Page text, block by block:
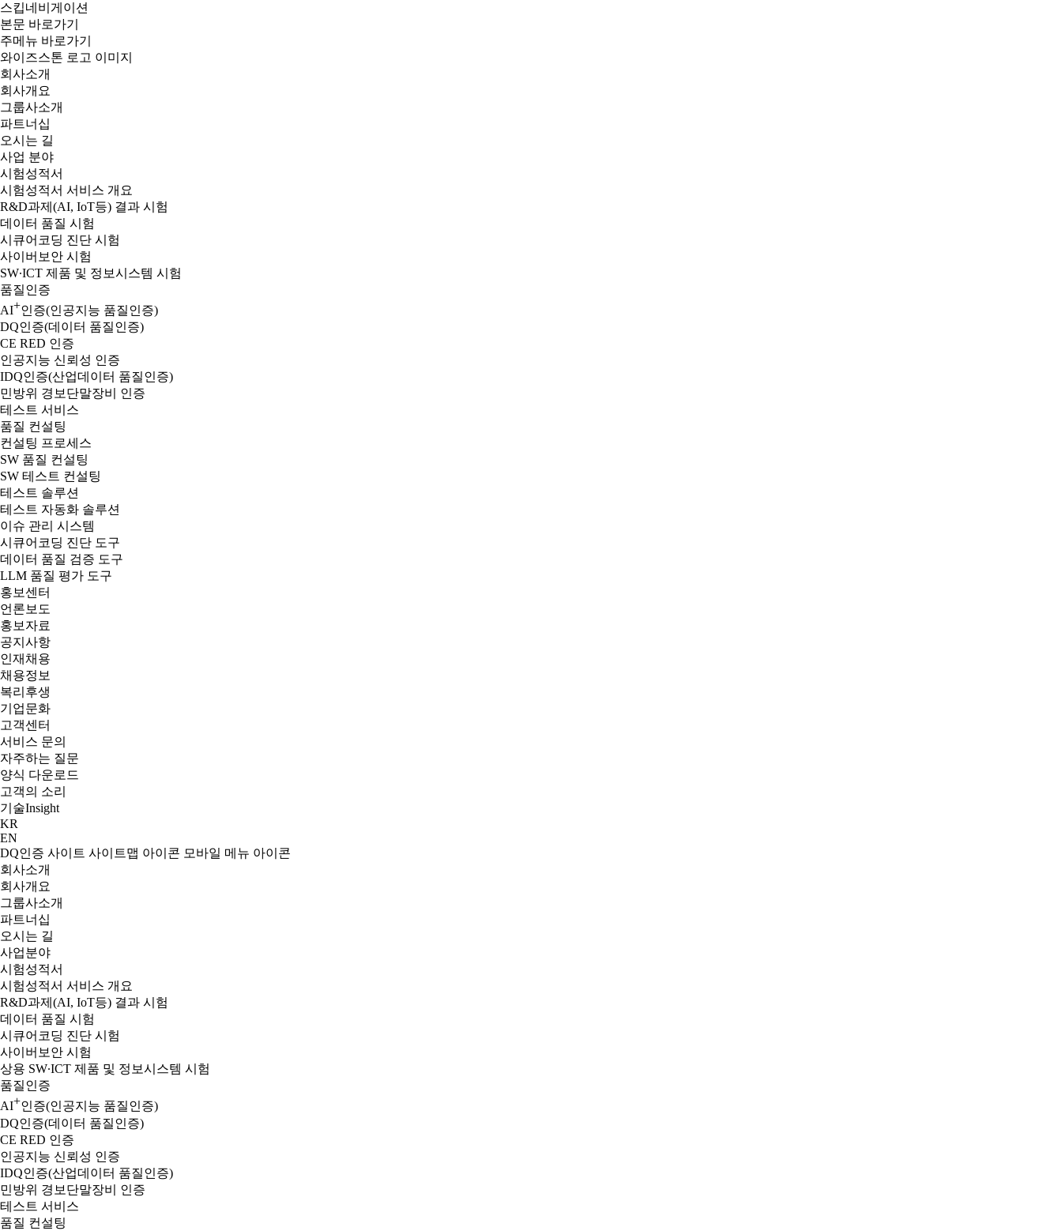
스킵네비게이션
본문 바로가기
주메뉴 바로가기
와이즈스톤 로고 이미지
회사소개
회사개요
그룹사소개
파트너십
오시는 길
사업 분야
시험성적서
시험성적서 서비스 개요
R&D과제(AI, IoT등) 결과 시험
데이터 품질 시험
시큐어코딩 진단 시험
사이버보안 시험
SW∙ICT 제품 및 정보시스템 시험
품질인증
AI+인증(인공지능 품질인증)
DQ인증(데이터 품질인증)
CE RED 인증
인공지능 신뢰성 인증
IDQ인증(산업데이터 품질인증)
민방위 경보단말장비 인증
테스트 서비스
품질 컨설팅
컨설팅 프로세스
SW 품질 컨설팅
SW 테스트 컨설팅
테스트 솔루션
테스트 자동화 솔루션
이슈 관리 시스템
시큐어코딩 진단 도구
데이터 품질 검증 도구
LLM 품질 평가 도구
홍보센터
언론보도
홍보자료
공지사항
인재채용
채용정보
복리후생
기업문화
고객센터
서비스 문의
자주하는 질문
양식 다운로드
고객의 소리
기술Insight
KR
EN
DQ인증 사이트 사이트맵 아이콘 모바일 메뉴 아이콘
회사소개
회사개요
그룹사소개
파트너십
오시는 길
사업분야
시험성적서
시험성적서 서비스 개요
R&D과제(AI, IoT등) 결과 시험
데이터 품질 시험
시큐어코딩 진단 시험
사이버보안 시험
상용 SW∙ICT 제품 및 정보시스템 시험
품질인증
AI+인증(인공지능 품질인증)
DQ인증(데이터 품질인증)
CE RED 인증
인공지능 신뢰성 인증
IDQ인증(산업데이터 품질인증)
민방위 경보단말장비 인증
테스트 서비스
품질 컨설팅